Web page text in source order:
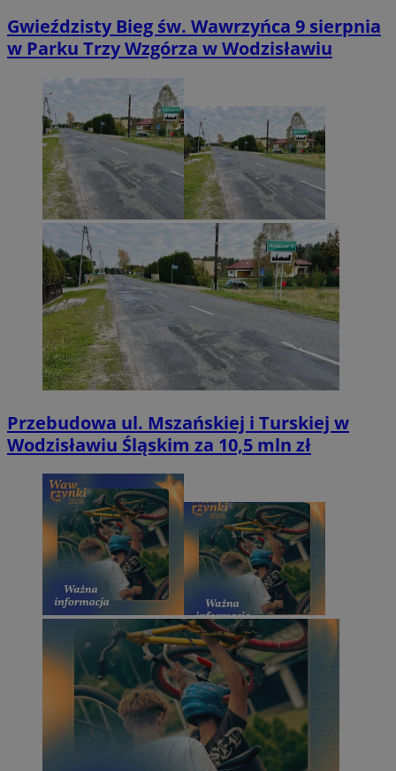
Gwieździsty Bieg św. Wawrzyńca 9 sierpnia
w Parku Trzy Wzgórza w Wodzisławiu
Przebudowa ul. Mszańskiej i Turskiej w
Wodzisławiu Śląskim za 10,5 mln zł